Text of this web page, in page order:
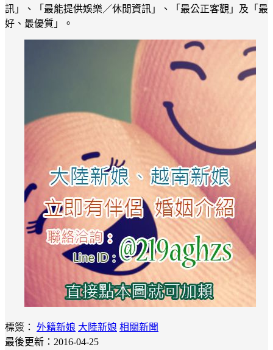
訊」、「最能提供娛樂／休閒資訊」、「最公正客觀」及「最
好、最優質」。
標簽： 外籍新娘 大陸新娘 相關新聞
最後更新：2016-04-25